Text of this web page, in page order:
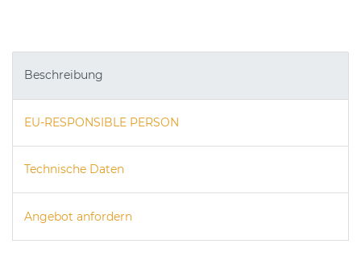
Beschreibung
EU-RESPONSIBLE PERSON
Technische Daten
Angebot anfordern